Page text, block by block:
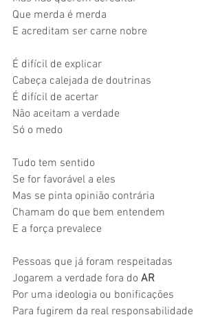
Que merda é merda
E acreditam ser carne nobre
É difícil de explicar
Cabeça calejada de doutrinas
É difícil de acertar
Não aceitam a verdade
Só o medo
Tudo tem sentido
Se for favorável a eles
Mas se pinta opinião contrária
Chamam do que bem entendem
E a força prevalece
Pessoas que já foram respeitadas
Jogarem a verdade fora do AR
Por uma ideologia ou bonificações
Para fugirem da real responsabilidade